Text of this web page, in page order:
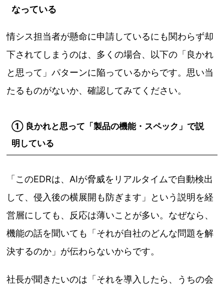
なっている
情シス担当者が懸命に申請しているにも関わらず却
下されてしまうのは、多くの場合、以下の「良かれ
と思って」パターンに陥っているからです。思い当
たるものがないか、確認してみてください。
① 良かれと思って「製品の機能・スペック」で説
明している
「このEDRは、AIが脅威をリアルタイムで自動検出
して、侵入後の横展開も防ぎます」という説明を経
営層にしても、反応は薄いことが多い。なぜなら、
機能の話を聞いても「それが自社のどんな問題を解
決するのか」が伝わらないからです。
社長が聞きたいのは「それを導入したら、うちの会